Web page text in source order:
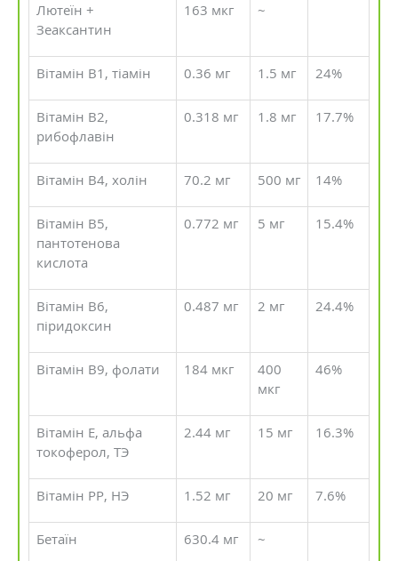
Лютеїн +
Зеаксантин
163 мкг ~
Вітамін В1, тіамін 0.36 мг 1.5 мг 24%
Вітамін В2,
рибофлавін
0.318 мг 1.8 мг 17.7%
Вітамін В4, холін 70.2 мг 500 мг 14%
Вітамін В5,
пантотенова
кислота
0.772 мг 5 мг 15.4%
Вітамін В6,
піридоксин
0.487 мг 2 мг 24.4%
Вітамін В9, фолати 184 мкг
400
мкг
46%
Вітамін Е, альфа
токоферол, ТЭ
2.44 мг 15 мг 16.3%
Вітамін РР, НЭ 1.52 мг 20 мг 7.6%
Бетаїн 630.4 мг ~